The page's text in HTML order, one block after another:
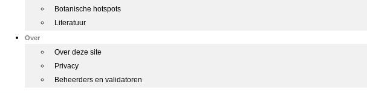
Botanische hotspots
Literatuur
Over
Over deze site
Privacy
Beheerders en validatoren